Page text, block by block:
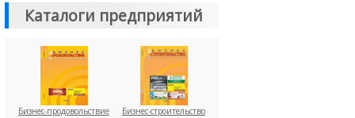
Каталоги предприятий
Бизнес-продовольствие Бизнес-строительство